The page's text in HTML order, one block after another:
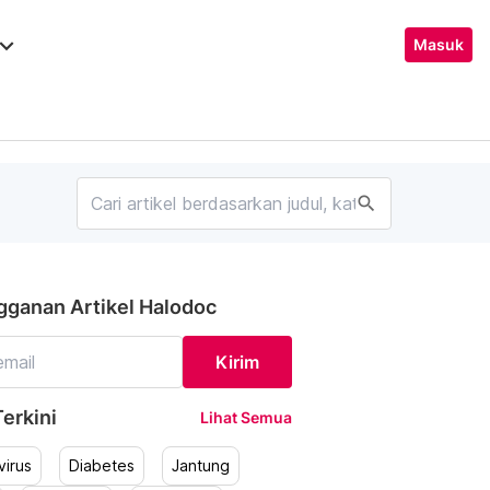
Masuk
search
Artikel Halodoc
Kirim
Lihat Semua
Diabetes Jantung